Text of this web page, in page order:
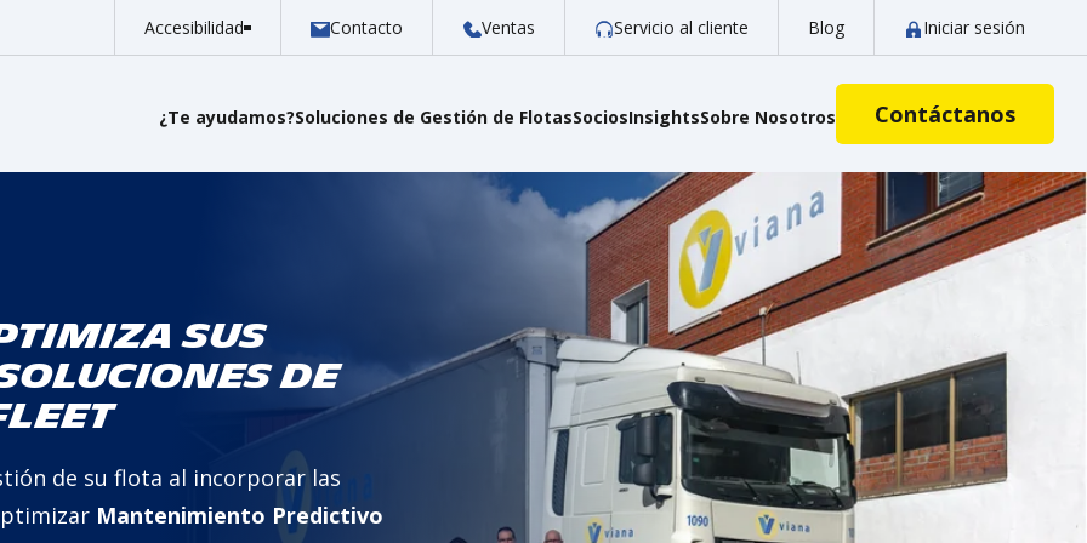
Accesibilidad Contacto Ventas Servicio al cliente Blog Iniciar sesión
¿Te ayudamos?Soluciones de Gestión de FlotasSociosInsightsSobre Nosotros Contáctanos
sus
de
de su flota al incorporar las
Mantenimiento Predictivo